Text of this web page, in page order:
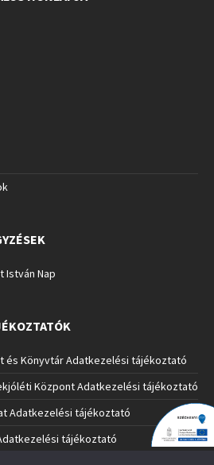
István Nap
és Könyvtár Adatkezelési tájékoztató
Központ Adatkezelési tájékoztató
Adatkezelési tájékoztató
tájékoztató